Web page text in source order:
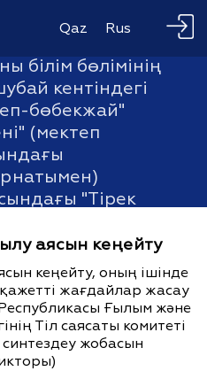
Qaz Rus
облысы білім
Ақтоғай
білім бөлімінің
кентіндегі
бөбекжай"
(мектеп
"Тірек
КММ
аясын кеңейту
кеңейту, оның ішінде
жағдайлар жасау
Ғылым және
Тіл саясаты комитеті
синтездеу жобасын